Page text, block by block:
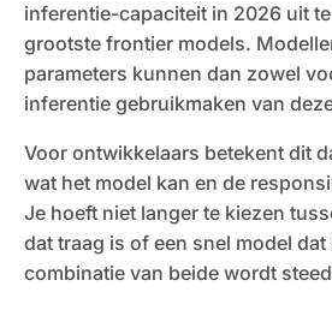
inferentie-capaciteit in 2026 uit
grootste frontier models.
parameters kunnen dan zowel
inferentie gebruikmaken van
Voor ontwikkelaars betekent dit
wat het model kan en de
Je hoeft niet langer te kiezen
dat traag is of een snel model
combinatie van beide wordt